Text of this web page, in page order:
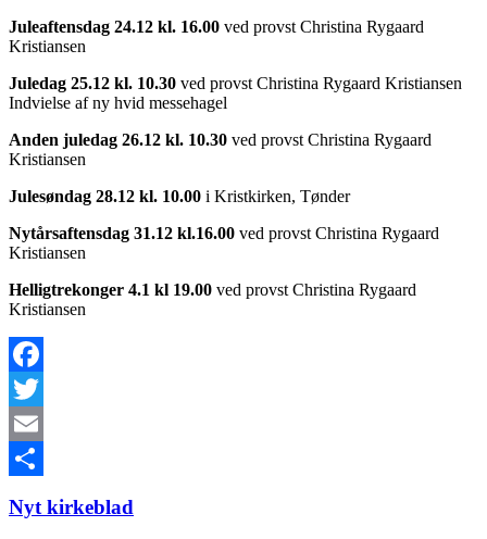
Juleaftensdag 24.12 kl. 16.00 ved provst Christina Rygaard
Kristiansen
Juledag 25.12 kl. 10.30 ved provst Christina Rygaard Kristiansen
Indvielse af ny hvid messehagel
Anden juledag 26.12 kl. 10.30 ved provst Christina Rygaard
Kristiansen
Julesøndag 28.12 kl. 10.00 i Kristkirken, Tønder
Nytårsaftensdag 31.12 kl.16.00 ved provst Christina Rygaard
Kristiansen
Helligtrekonger 4.1 kl 19.00 ved provst Christina Rygaard
Kristiansen
Facebook
Twitter
Email
Nyt kirkeblad